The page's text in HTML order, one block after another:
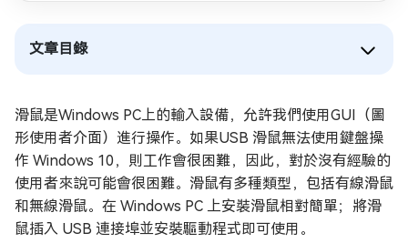
文章目錄
滑鼠是Windows PC上的輸入設備，允許我們使用GUI（圖
形使用者介面）進行操作。如果USB 滑鼠無法使用鍵盤操
作 Windows 10，則工作會很困難，因此，對於沒有經驗的
使用者來說可能會很困難。滑鼠有多種類型，包括有線滑鼠
和無線滑鼠。在 Windows PC 上安裝滑鼠相對簡單；將滑
鼠插入 USB 連接埠並安裝驅動程式即可使用。